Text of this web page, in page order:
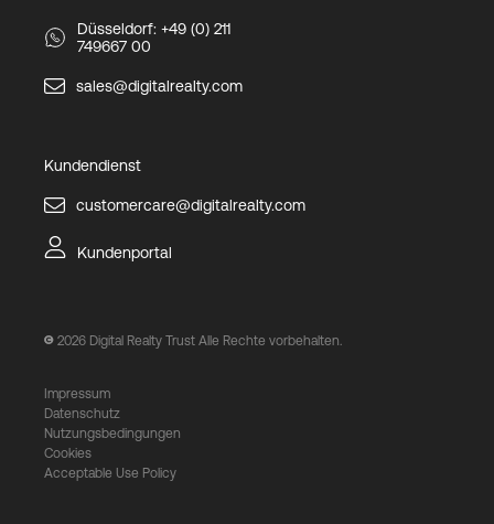
Düsseldorf: +49 (0) 211
749667 00
sales@digitalrealty.com
Kundendienst
customercare@digitalrealty.com
Kundenportal
2026 Digital Realty Trust Alle Rechte vorbehalten.
Impressum
Datenschutz
Nutzungsbedingungen
Cookies
Acceptable Use Policy